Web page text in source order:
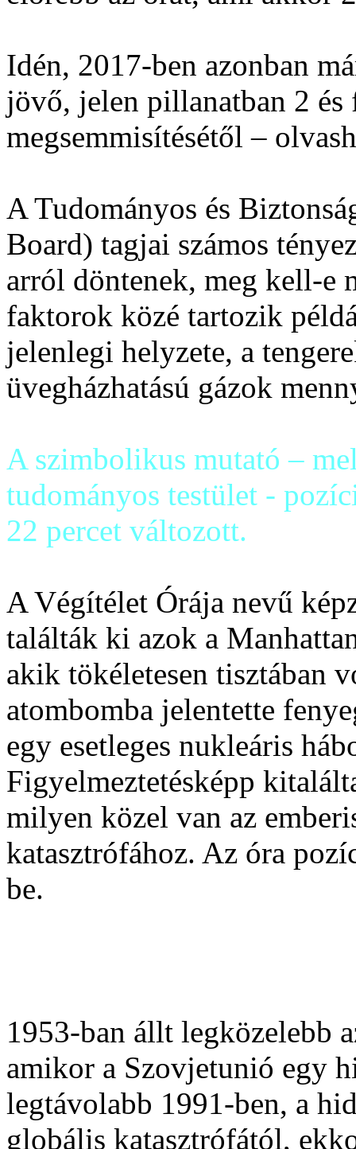
Idén, 2017-ben azonban
jövő, jelen pillanatban 2
megsemmisítésétől –
A Tudományos és
Board) tagjai számos
arról döntenek, meg kell-e
faktorok közé tartozik
jelenlegi helyzete, a
üvegházhatású gázok
A szimbolikus mutató –
tudományos testület -
22 percet változott.
A Végítélet Órája nevű
találták ki azok a
akik tökéletesen tisztában
atombomba jelentette
egy esetleges nukleáris
Figyelmeztetésképp
milyen közel van az
katasztrófához. Az óra
be.
1953-ban állt legközelebb
amikor a Szovjetunió egy
legtávolabb 1991-ben, a
globális katasztrófától,